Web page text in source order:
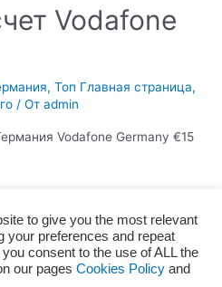
Vodafone
,Топ Главная страница,
/ От admin
Vodafone Germany €15
Правила и условия
Политика файлов Cookie
to give you the most relevant
your preferences and repeat
consent to the use of ALL the
our pages Cookies Policy and